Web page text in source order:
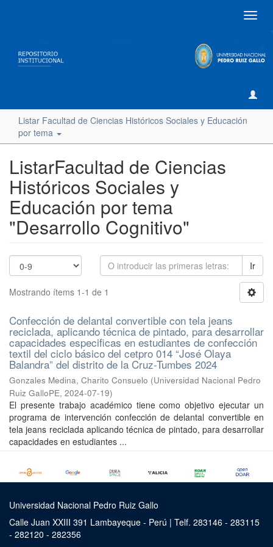
Listar Facultad de Ciencias Históricos Sociales y Educación
por tema
ListarFacultad de Ciencias
Históricos Sociales y
Educación por tema
"Desarrollo Cognitivo"
Ir
Mostrando ítems 1-1 de 1
Confección de delantal convertible con tela jeans
reciclada, aplicando técnica de pintado, para desarrollar
capacidades especificas en estudiantes de confección
textil del ciclo básico del cetpro 014 “José Olaya
Balandra” del distrito de la Cruz-Tumbes 2024
Gonzales Medina, Charito Consuelo (Universidad Nacional Pedro
Ruiz GalloPE, 2024-07-19)
El presente trabajo académico tiene como objetivo ejecutar un
programa de intervención confección de delantal convertible en
tela jeans reciclada aplicando técnica de pintado, para desarrollar
capacidades en estudiantes ...
Universidad Nacional Pedro Ruiz Gallo
Calle Juan XXIII 391 Lambayeque - Perú | Telf. 283146 - 283115
- 282120 - 282356